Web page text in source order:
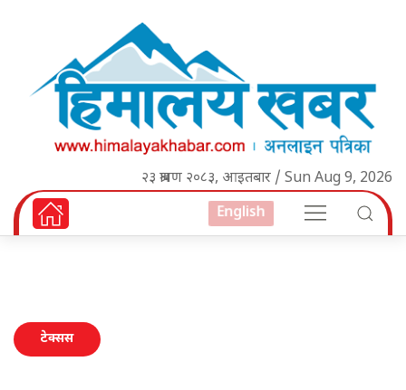
२३ श्रावण २०८३, आइतबार / Sun Aug 9, 2026
English
टेक्सस